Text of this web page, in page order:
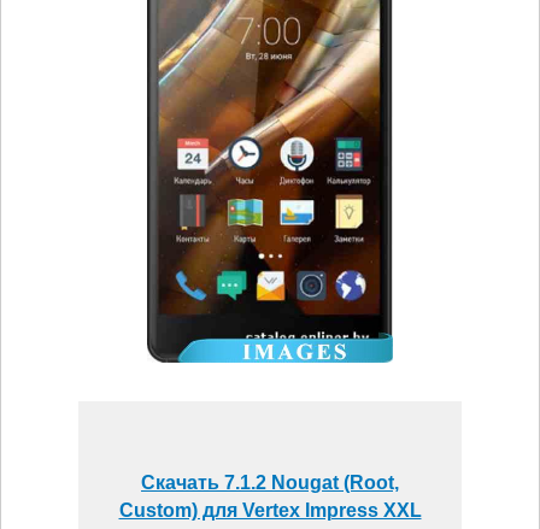
Скачать 7.1.2 Nougat (Root,
Custom) для Vertex Impress XXL